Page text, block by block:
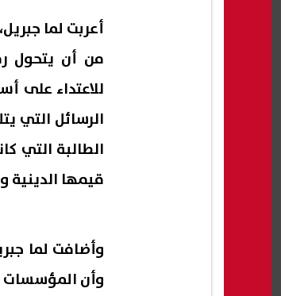
من أن يتحول
للاعتداء على
الرسائل التي
الطالبة التي
قيمها الدينية
وأضافت لما
وأن المؤسسات
محمد الباز: اعتصام رابعة «جريمة
متكاملة».. ومنصة الاعتصام كانت
جهازًا إعلاميًا للتحريض